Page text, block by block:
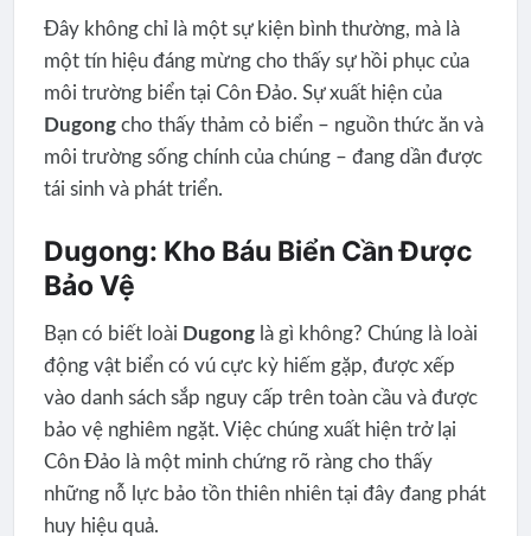
Đây không chỉ là một sự kiện bình thường, mà là
một tín hiệu đáng mừng cho thấy sự hồi phục của
môi trường biển tại Côn Đảo. Sự xuất hiện của
Dugongcho thấy thảm cỏ biển – nguồn thức ăn và
môi trường sống chính của chúng – đang dần được
tái sinh và phát triển.
Dugong: Kho Báu Biển Cần Được
Bảo Vệ
Bạn có biết loài Dugonglà gì không? Chúng là loài
động vật biển có vú cực kỳ hiếm gặp, được xếp
vào danh sách sắp nguy cấp trên toàn cầu và được
bảo vệ nghiêm ngặt. Việc chúng xuất hiện trở lại
Côn Đảo là một minh chứng rõ ràng cho thấy
những nỗ lực bảo tồn thiên nhiên tại đây đang phát
huy hiệu quả.